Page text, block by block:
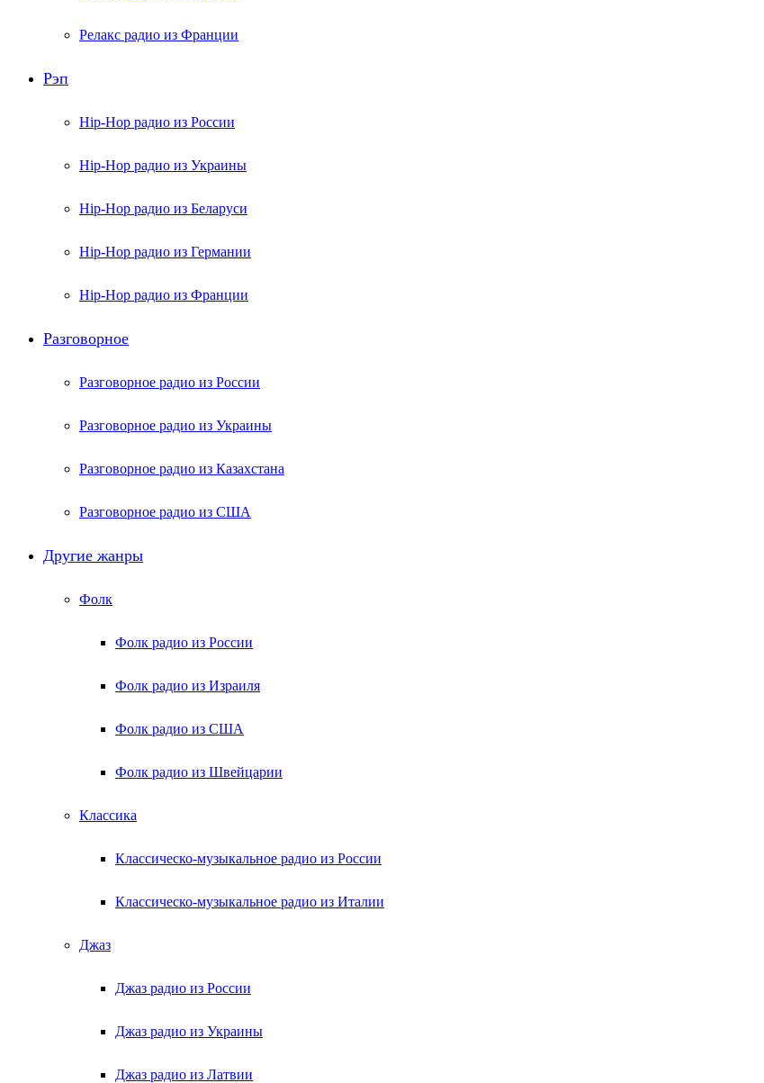
Релакс радио из Франции
Рэп
Hip-Hop радио из России
Hip-Hop радио из Украины
Hip-Hop радио из Беларуси
Hip-Hop радио из Германии
Hip-Hop радио из Франции
Разговорное
Разговорное радио из России
Разговорное радио из Украины
Разговорное радио из Казахстана
Разговорное радио из США
Другие жанры
Фолк
Фолк радио из России
Фолк радио из Израиля
Фолк радио из США
Фолк радио из Швейцарии
Классика
Классическо-музыкальное радио из России
Классическо-музыкальное радио из Италии
Джаз
Джаз радио из России
Джаз радио из Украины
Джаз радио из Латвии